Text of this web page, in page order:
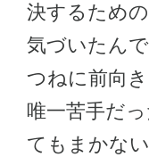
決するため
気づいたん
つねに前向
唯一苦手だ
てもまかな